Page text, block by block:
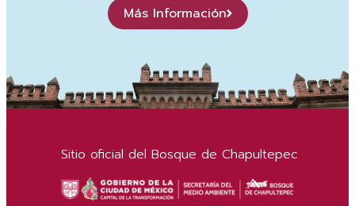
Más Información
Sitio oficial del Bosque de Chapultepec